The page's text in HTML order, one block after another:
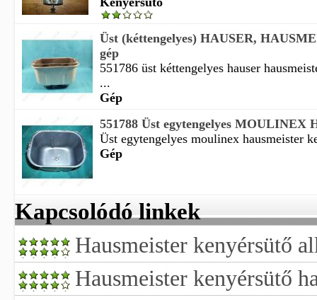
Üst (kéttengelyes) HAUSER,
gép
551786 üst kéttengelyes hauser
...
Gép
551788 Üst egytengelyes MOULINEX
Üst egytengelyes moulinex hausmeister
Gép
Kapcsolódó linkek
Hausmeister kenyérsütő
Hausmeister kenyérsütő